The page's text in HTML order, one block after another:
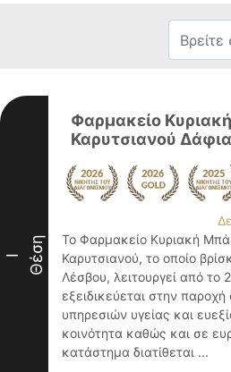
I Θέση
Φαρμακείο
Καρυτσιανού
Το Φαρμακείο Κυριακή
Καρυτσιανού, το οποίο
Λέσβου, λειτουργεί από το
εξειδικεύεται στην
υπηρεσιών υγείας και
κοινότητα καθώς και σε
κατάστημα διατίθεται ...